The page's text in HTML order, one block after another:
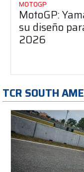
MOTOGP
MotoGP:
su diseño
2026
TCR SOUTH